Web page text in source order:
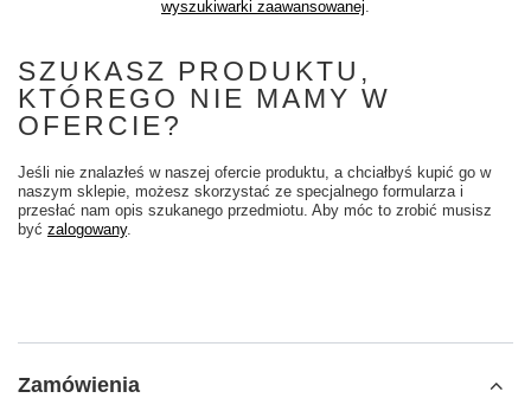
wyszukiwarki zaawansowanej.
SZUKASZ PRODUKTU,
KTÓREGO NIE MAMY W
OFERCIE?
Jeśli nie znalazłeś w naszej ofercie produktu, a chciałbyś kupić go w
naszym sklepie, możesz skorzystać ze specjalnego formularza i
przesłać nam opis szukanego przedmiotu. Aby móc to zrobić musisz
być zalogowany.
Zamówienia